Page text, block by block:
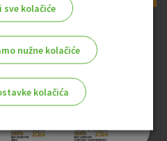
sve kolačiće
nužne kolačiće
kolačića